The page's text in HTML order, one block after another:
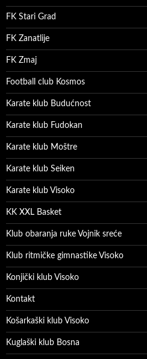
FK Stari Grad
FK Zanatlije
FK Zmaj
Football club Kosmos
Karate klub Budućnost
Karate klub Fudokan
Karate klub Moštre
Karate klub Seiken
Karate klub Visoko
KK XXL Basket
Klub obaranja ruke Vojnik sreće
Klub ritmičke gimnastike Visoko
Konjički klub Visoko
Kontakt
Košarkaški klub Visoko
Kuglaški klub Bosna